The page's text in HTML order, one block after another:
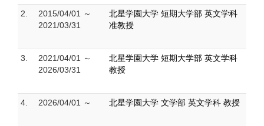
2.
2015/04/01 ～
2021/03/31
北星学園大学 短期大学部 英文学科
准教授
3.
2021/04/01 ～
2026/03/31
北星学園大学 短期大学部 英文学科
教授
4. 2026/04/01 ～ 北星学園大学 文学部 英文学科 教授